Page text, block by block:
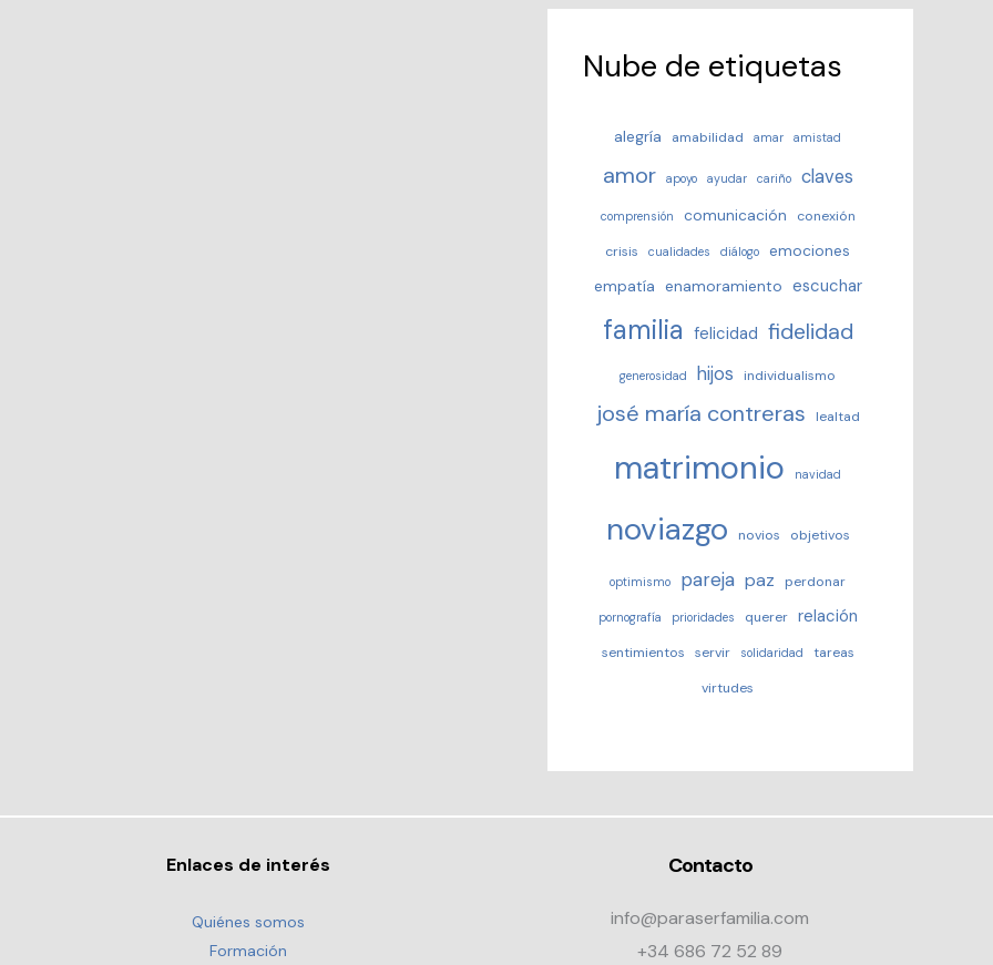
Nube de etiquetas
alegría amabilidad amar amistad
amor apoyo ayudar cariño claves
comprensión comunicación
conexión
crisis
cualidades diálogo
emociones
empatía enamoramiento escuchar
familia felicidad fidelidad
generosidad hijos individualismo
josé maría contreras lealtad
matrimonio navidad
noviazgo novios objetivos
optimismo pareja paz perdonar
pornografía prioridades querer relación
sentimientos servir solidaridad
tareas
virtudes
Enlaces de interés
Quiénes somos
Formación
Contacto
info@paraserfamilia.com
+34 686 72 52 89